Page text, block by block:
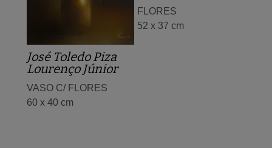
FLORES
52 x 37 cm
José Toledo Piza
Lourenço Júnior
VASO C/ FLORES
60 x 40 cm